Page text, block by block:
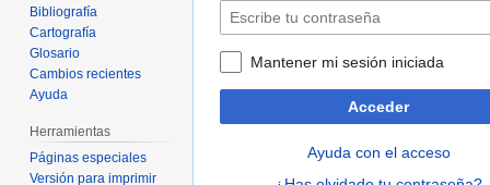
Mantener mi sesión iniciada
Acceder
Ayuda con el acceso
Bibliografía
Cartografía
Glosario
Cambios recientes
Ayuda
Herramientas
Páginas especiales
Versión para imprimir